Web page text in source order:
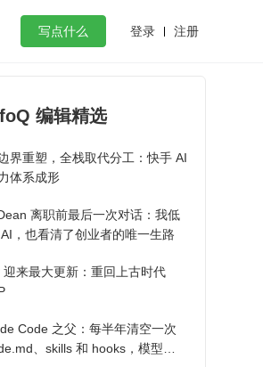
写点什么 登录 注册
flutter
编辑精选
界重塑，全栈取代分工：快手 AI
体系成形
离职前最后一次对话：我低
，也看清了创业者的唯一生路
迎来最大更新：重回上古时代
Code 之父：每半年清空一次
、skills 和 hooks，模型自